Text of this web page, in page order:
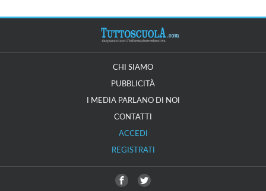
CHI SIAMO
PUBBLICITÀ
I MEDIA PARLANO DI NOI
CONTATTI
ACCEDI
REGISTRATI